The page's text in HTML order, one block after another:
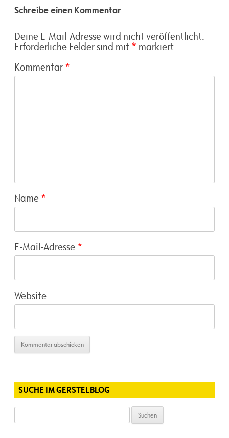
Schreibe einen Kommentar
Deine E-Mail-Adresse wird nicht veröffentlicht.
Erforderliche Felder sind mit * markiert
Kommentar *
Name *
E-Mail-Adresse *
Website
SUCHE IM GERSTELBLOG
nach: